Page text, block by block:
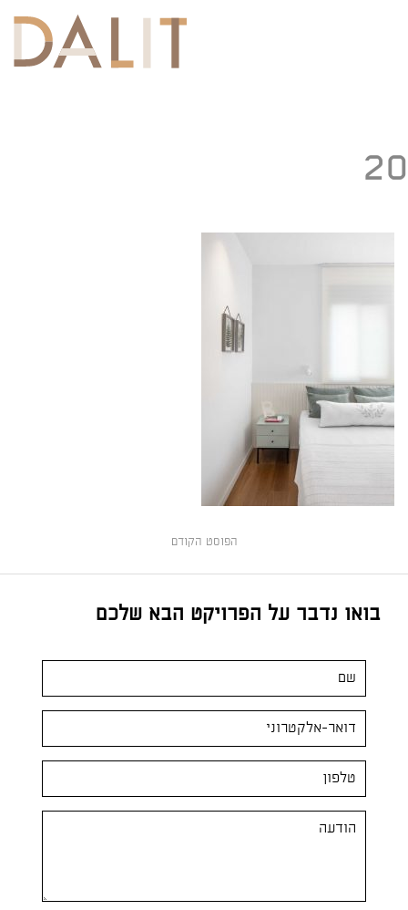
20
הפוסט הקודם
בואו נדבר על הפרויקט הבא שלכם